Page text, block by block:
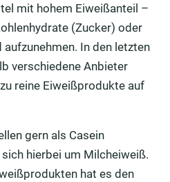
mit hohem Eiweißanteil –
(Zucker) oder
In den letzten
verschiedene Anbieter
reine Eiweißprodukte auf
gern als Casein
hierbei um Milcheiweiß.
hat es den